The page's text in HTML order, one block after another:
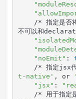
/* 指定是
不可以和
"noEmit" :
/* 指定
t-native' , or
"jsx" :
/* 用于指